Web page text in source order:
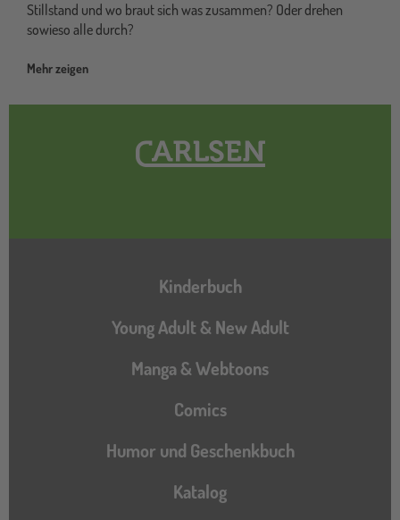
Stillstand und wo braut sich was zusammen? Oder drehen
sowieso alle durch?
Mehr zeigen
Hauptnavigation
Kinderbuch
Young Adult & New Adult
Manga & Webtoons
Comics
Humor und Geschenkbuch
Katalog
Katalog